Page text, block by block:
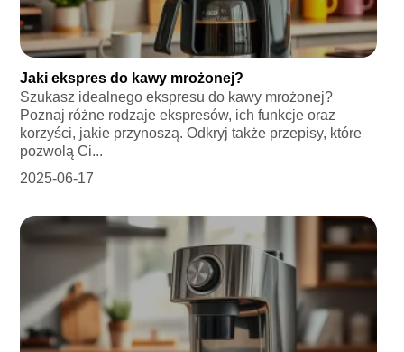
Jaki ekspres do kawy mrożonej?
Szukasz idealnego ekspresu do kawy mrożonej?
Poznaj różne rodzaje ekspresów, ich funkcje oraz
korzyści, jakie przynoszą. Odkryj także przepisy, które
pozwolą Ci...
2025-06-17